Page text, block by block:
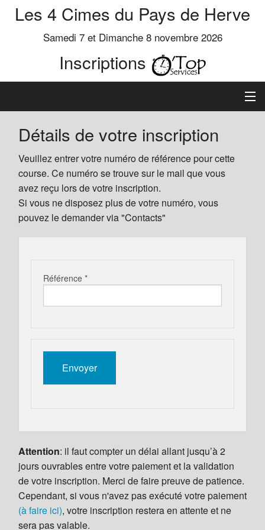
Les 4 Cimes du Pays de Herve
Samedi 7 et Dimanche 8 novembre 2026
Inscriptions
Inscription
Préinscrits
Informations
Détails de votre inscription
Veuillez entrer votre numéro de référence pour cette
course. Ce numéro se trouve sur le mail que vous
avez reçu lors de votre inscription.
Si vous ne disposez plus de votre numéro, vous
pouvez le demander via "Contacts"
Référence *
Attention: il faut compter un délai allant jusqu’à 2
jours ouvrables entre votre paiement et la validation
de votre inscription. Merci de faire preuve de patience.
Cependant, si vous n'avez pas exécuté votre paiement
(à faire ici), votre inscription restera en attente et ne
sera pas valable.